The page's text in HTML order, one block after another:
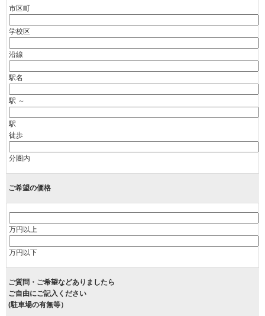
市区町
学校区
沿線
駅名
駅 ～
駅
徒歩
分圏内
ご希望の価格
万円以上
万円以下
ご質問・ご希望などありましたら
ご自由にご記入ください
(駐車場の有無等）